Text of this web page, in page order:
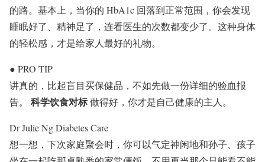
的路。基本上，当你的 HbA1c 回落到正常范围，你会发现
睡眠好了、精神足了，连看医生的次数都变少了。这种身体
的轻松感，才是给家人最好的礼物。
● PRO TIP
讲真的，比起盲目买保健品，不如先做一份详细的验血报
告。 科学饮食对标做得好，你才是自己健康的主人。
Dr Julie Ng Diabetes Care
想一想，下次家庭聚会时，你可以气定神闲地和孙子、孩子